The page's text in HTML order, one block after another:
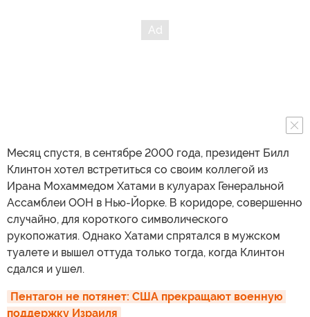
Месяц спустя, в сентябре 2000 года, президент Билл
Клинтон хотел встретиться со своим коллегой из
Ирана Мохаммедом Хатами в кулуарах Генеральной
Ассамблеи ООН в Нью-Йорке. В коридоре, совершенно
случайно, для короткого символического
рукопожатия. Однако Хатами спрятался в мужском
туалете и вышел оттуда только тогда, когда Клинтон
сдался и ушел.
Пентагон не потянет: США прекращают военную
поддержку Израиля